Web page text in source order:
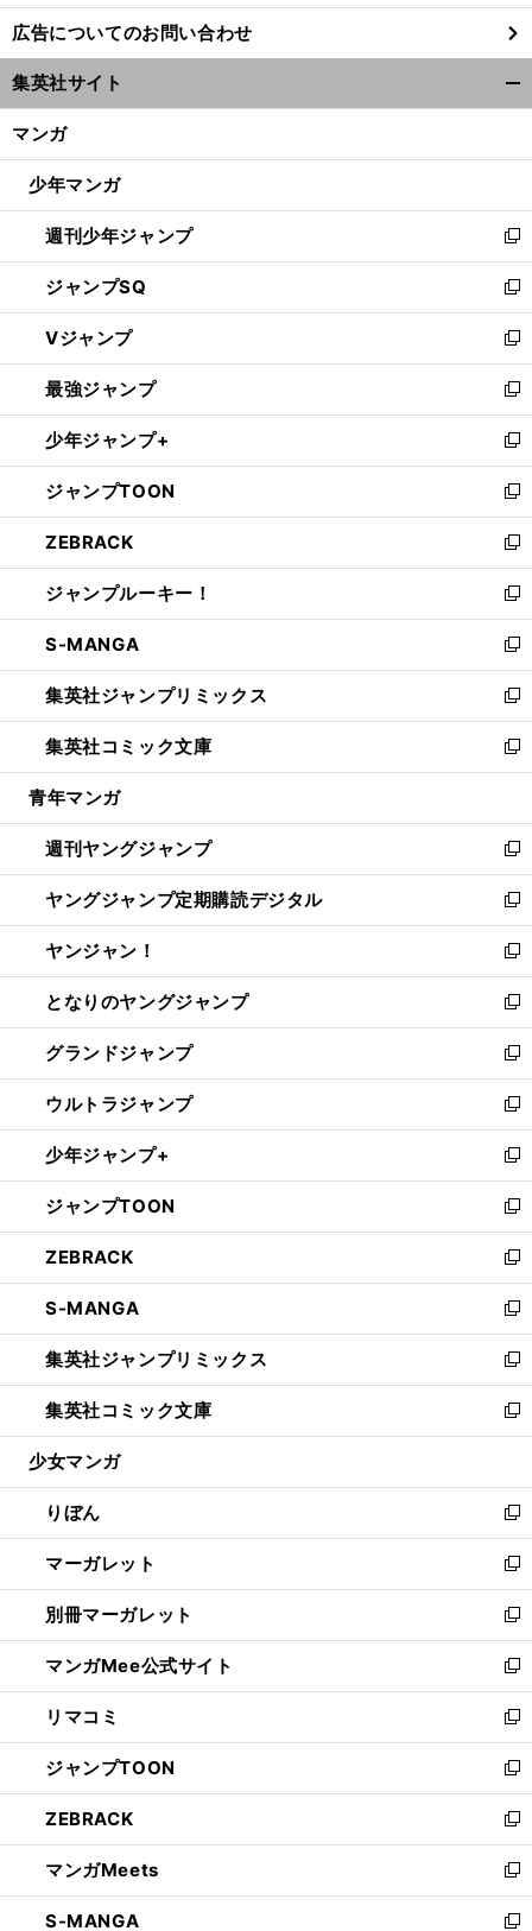
し
い
ウ
ィ
ン
ウ
開
く
広告についてのお問い合わせ
集英社サイト
マンガ
少年マンガ
週刊少年ジャンプ
新
し
い
ウ
ィ
ン
ド
ウ
で
開
く
ジャンプSQ
新
し
い
ウ
ィ
ン
ド
ウ
で
開
く
Vジャンプ
新
し
い
ウ
ィ
ン
ド
ウ
で
開
く
最強ジャンプ
新
し
い
ウ
ィ
ン
ド
ウ
で
開
く
少年ジャンプ+
新
し
い
ウ
ィ
ン
ド
ウ
で
開
く
ジャンプTOON
新
し
い
ウ
ィ
ン
ド
ウ
で
開
く
ZEBRACK
新
し
い
ウ
ィ
ン
ド
ウ
で
開
ジャンプルーキー！
新
し
い
ウ
ィ
ン
ド
ウ
開
く
S-MANGA
新
し
い
ウ
ィ
ン
ウ
で
開
く
集英社ジャンプリミックス
新
し
い
ウ
ン
ド
ウ
で
開
く
集英社コミック文庫
新
し
ウ
ィ
ン
ド
ウ
で
開
く
青年マンガ
週刊ヤングジャンプ
新
し
い
ウ
ィ
ン
ド
ウ
で
開
く
ヤングジャンプ定期購読デジタル
新
し
い
ウ
ィ
ン
ド
ウ
で
開
く
ヤンジャン！
新
し
い
ウ
ィ
ン
ド
ウ
で
開
く
となりのヤングジャンプ
新
し
い
ウ
ィ
ン
ド
ウ
で
開
く
グランドジャンプ
新
し
い
ウ
ィ
ン
ド
ウ
で
開
く
ウルトラジャンプ
新
し
い
ウ
ィ
ン
ド
ウ
で
開
く
少年ジャンプ+
新
し
い
ウ
ィ
ン
ド
ウ
で
開
く
ジャンプTOON
新
し
い
ウ
ィ
ン
ド
ウ
で
開
ZEBRACK
新
し
い
ウ
ィ
ン
ド
ウ
開
く
S-MANGA
新
し
い
ウ
ィ
ン
ウ
で
開
く
集英社ジャンプリミックス
新
し
い
ウ
ン
ド
ウ
で
開
く
集英社コミック文庫
新
し
ウ
ィ
ン
ド
ウ
で
開
く
少女マンガ
りぼん
新
し
い
ウ
ィ
ン
ド
ウ
で
開
く
マーガレット
新
し
い
ウ
ィ
ン
ド
ウ
で
開
く
別冊マーガレット
新
し
い
ウ
ィ
ン
ド
ウ
で
開
く
マンガMee公式サイト
新
し
い
ウ
ィ
ン
ド
ウ
で
開
く
リマコミ
新
し
い
ウ
ィ
ン
ド
ウ
で
ジャンプTOON
新
し
い
ウ
ィ
ン
ド
ZEBRACK
新
し
い
ウ
ィ
マンガMeets
新
し
い
S-MANGA 新